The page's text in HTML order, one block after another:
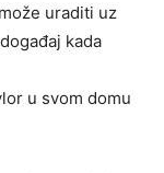
uraditi uz
kada
u svom domu